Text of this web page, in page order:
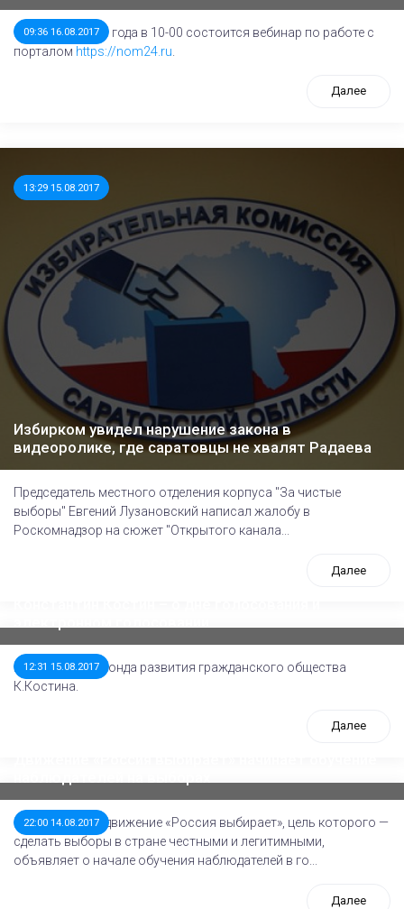
09:36 16.08.2017
17 августа 2017 года в 10-00 состоится вебинар по работе с
порталом https://nom24.ru
Далее
13:29 15.08.2017
Избирком увидел нарушение закона в
видеоролике, где саратовцы не хвалят Радаева
Председатель местного отделения корпуса "За чистые
выборы" Евгений Лузановский написал жалобу в
Роскомнадзор на сюжет "Открытого канала...
Далее
12:31 15.08.2017
Мнение Главы Фонда развития гражданского общества
К.Костина.
Далее
22:00 14.08.2017
Общественное движение «Россия выбирает», цель которого —
сделать выборы в стране честными и легитимными,
объявляет о начале обучения наблюдателей в го...
Далее